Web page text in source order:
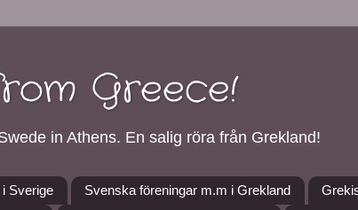
Greece!
in Athens. En salig röra från Grekland!
Sverige Svenska föreningar m.m i Grekland